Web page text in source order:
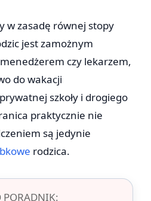
w zasadę równej stopy
jest zamożnym
czy lekarzem,
do wakacji
szkoły i drogiego
praktycznie nie
są jedynie
rodzica.
PORADNIK: